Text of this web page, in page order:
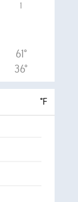
1
61°
36°
°F